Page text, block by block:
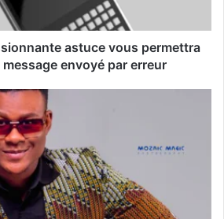
astuce vous permettra
message envoyé par erreur